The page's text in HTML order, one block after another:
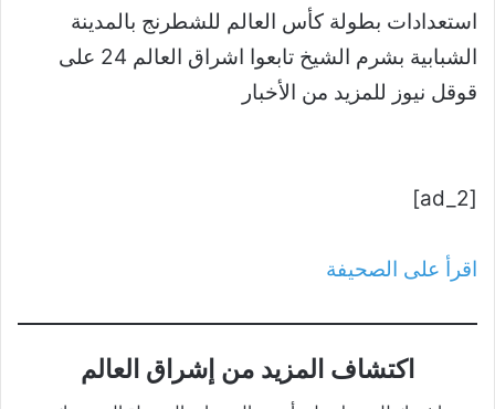
استعدادات بطولة كأس العالم للشطرنج بالمدينة
الشبابية بشرم الشيخ تابعوا اشراق العالم 24 على
قوقل نيوز للمزيد من الأخبار
[ad_2]
اقرأ على الصحيفة
اكتشاف المزيد من إشراق العالم